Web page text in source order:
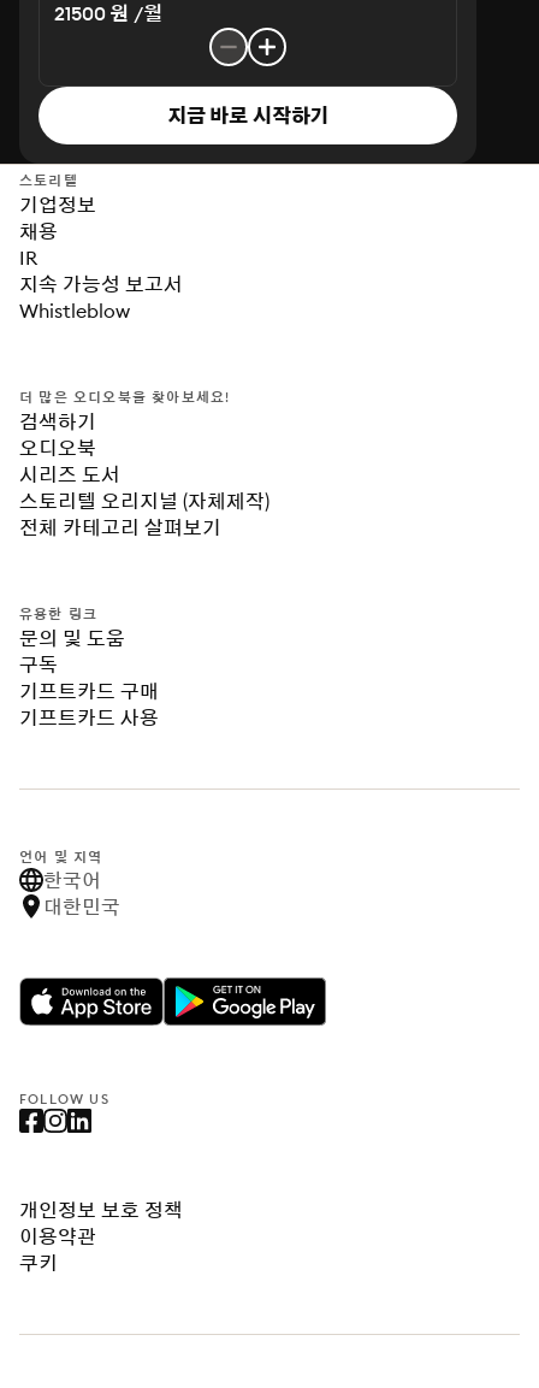
21500 원 /월
지금 바로 시작하기
스토리텔
기업정보
채용
IR
지속 가능성 보고서
Whistleblow
더 많은 오디오북을 찾아보세요!
검색하기
오디오북
시리즈 도서
스토리텔 오리지널 (자체제작)
전체 카테고리 살펴보기
유용한 링크
문의 및 도움
구독
기프트카드 구매
기프트카드 사용
언어 및 지역
한국어
대한민국
FOLLOW US
개인정보 보호 정책
이용약관
쿠키